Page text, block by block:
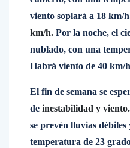
viento soplará a 18 km/
km/h. Por la noche, el
nublado, con una
Habrá viento de 40 km/
El fin de semana se
de inestabilidad y viento.
se prevén lluvias
temperatura de 23